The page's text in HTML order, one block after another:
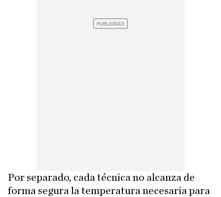
Por separado, cada técnica no alcanza de
forma segura la temperatura necesaria para